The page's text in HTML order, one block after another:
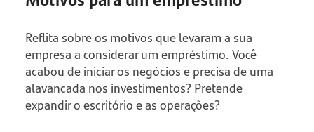
Reflita sobre os motivos que levaram a sua
empresa a considerar um empréstimo. Você
acabou de iniciar os negócios e precisa de uma
alavancada nos investimentos? Pretende
expandir o escritório e as operações?